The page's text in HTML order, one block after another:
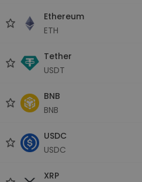
Ethereum
ETH
Tether
USDT
BNB
BNB
USDC
USDC
XRP